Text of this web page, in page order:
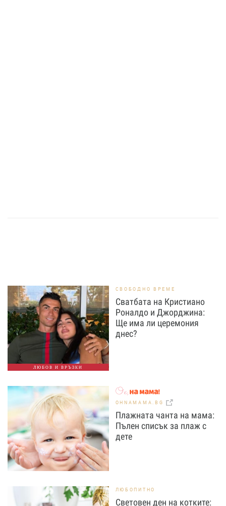
ЛЮБОВ И ВРЪЗКИ
СВОБОДНО ВРЕМЕ
Сватбата на Кристиано
Роналдо и Джорджина:
Ще има ли церемония
днес?
OHNAMAMA.BG
Плажната чанта на мама:
Пълен списък за плаж с
дете
ЛЮБОПИТНО
Световен ден на котките: